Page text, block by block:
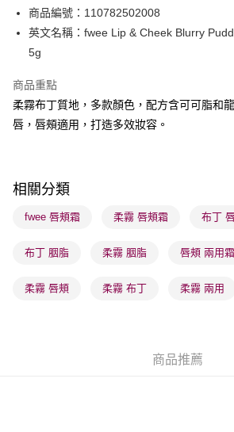
PayMe
WeChat Pay
送貨方式
順豐自助櫃 - 確認發貨後1-3個工作天送達
順豐站及營業點 - 確認發貨後1-3個工作天送達
物流公司進行物流配送
商品編號：110782502008
英文名稱：fwee Lip & Cheek Blurry
5g
商品重點
柔霧布丁質地，多款顏色，配方含可可脂和
唇，唇頰適用，打造多效妝容。
相關分類
fwee 唇頰霜 柔霧 唇頰霜 布丁
布丁 胭脂 柔霧 胭脂 唇頰 兩用霜
柔霧 唇頰 柔霧 布丁 柔霧 兩用
商品推薦